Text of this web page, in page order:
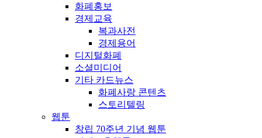
화폐홍보
경제교육
복과사전
경제용어
디지털화폐
소셜미디어
기타 카드뉴스
화폐사랑 콘텐츠
스토리텔링
웹툰
창립 70주년 기념 웹툰